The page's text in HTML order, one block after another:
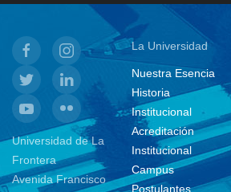
Universidad de La
Frontera
Avenida Francisco
La Universidad
Nuestra Esencia
Historia
Institucional
Acreditación
Institucional
Campus
Postulantes